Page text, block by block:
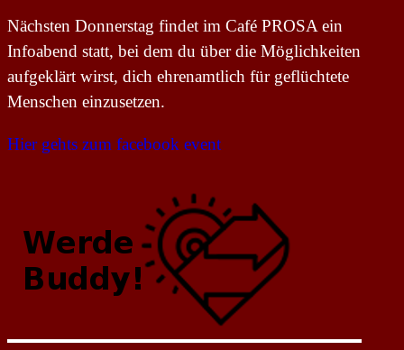
Nächsten Donnerstag findet im Café PROSA ein
Infoabend statt, bei dem du über die Möglichkeiten
aufgeklärt wirst, dich ehrenamtlich für geflüchtete
Menschen einzusetzen.
Hier gehts zum facebook event